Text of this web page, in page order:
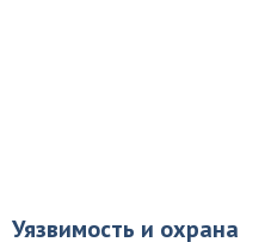
Уязвимость и охрана